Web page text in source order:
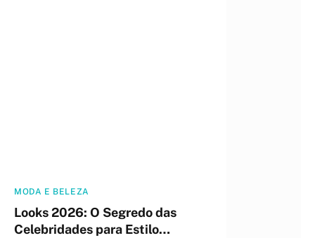
MODA E BELEZA
Looks 2026: O Segredo das
Celebridades para Estilo